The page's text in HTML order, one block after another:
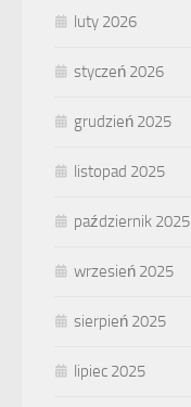
luty 2026
styczeń 2026
grudzień 2025
listopad 2025
październik 2025
wrzesień 2025
sierpień 2025
lipiec 2025